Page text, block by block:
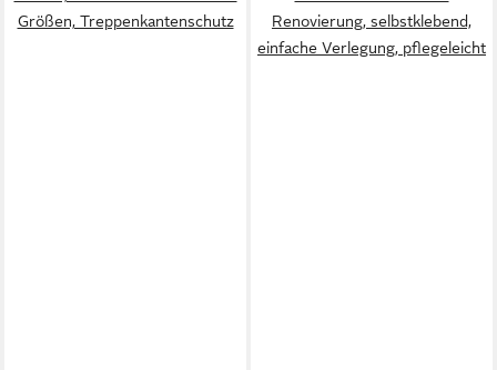
Größen, Treppenkantenschutz
Renovierung, selbstklebend,
einfache Verlegung, pflegeleicht